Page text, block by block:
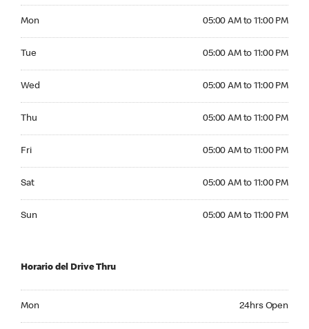
Mon 05:00 AM to 11:00 PM
Tue 05:00 AM to 11:00 PM
Wed 05:00 AM to 11:00 PM
Thu 05:00 AM to 11:00 PM
Fri 05:00 AM to 11:00 PM
Sat 05:00 AM to 11:00 PM
Sun 05:00 AM to 11:00 PM
Horario del Drive Thru
Mon 24hrs Open